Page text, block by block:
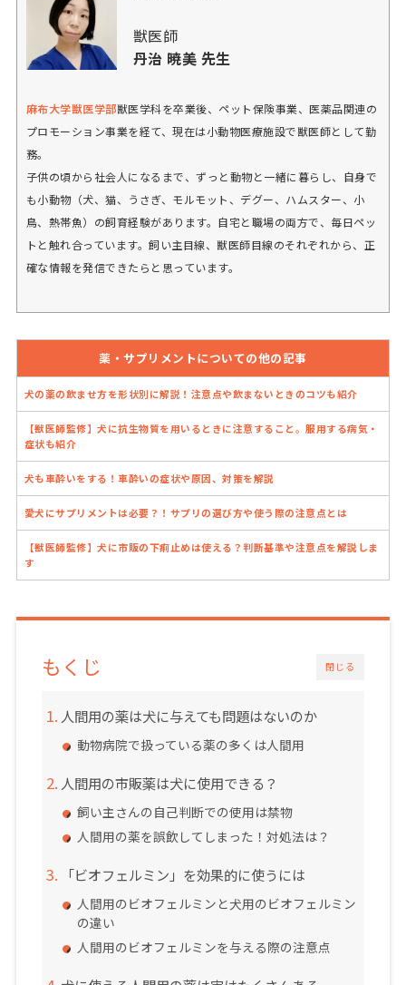
獣医師
丹治 暁美 先生
麻布大学獣医学部獣医学科を卒業後、ペット保険事業、医薬品関連の
プロモーション事業を経て、現在は小動物医療施設で獣医師として勤
務。
子供の頃から社会人になるまで、ずっと動物と一緒に暮らし、自身で
も小動物（犬、猫、うさぎ、モルモット、デグー、ハムスター、小
鳥、熱帯魚）の飼育経験があります。自宅と職場の両方で、毎日ペッ
トと触れ合っています。飼い主目線、獣医師目線のそれぞれから、正
確な情報を発信できたらと思っています。
薬・サプリメントについての他の記事
犬の薬の飲ませ方を形状別に解説！注意点や飲まないときのコツも紹介
【獣医師監修】犬に抗生物質を用いるときに注意すること。服用する病気・
症状も紹介
犬も車酔いをする！車酔いの症状や原因、対策を解説
愛犬にサプリメントは必要？！サプリの選び方や使う際の注意点とは
【獣医師監修】犬に市販の下痢止めは使える？判断基準や注意点を解説しま
す
閉じる
もくじ
人間用の薬は犬に与えても問題はないのか
動物病院で扱っている薬の多くは人間用
人間用の市販薬は犬に使用できる？
飼い主さんの自己判断での使用は禁物
人間用の薬を誤飲してしまった！対処法は？
「ビオフェルミン」を効果的に使うには
人間用のビオフェルミンと犬用のビオフェルミン
の違い
人間用のビオフェルミンを与える際の注意点